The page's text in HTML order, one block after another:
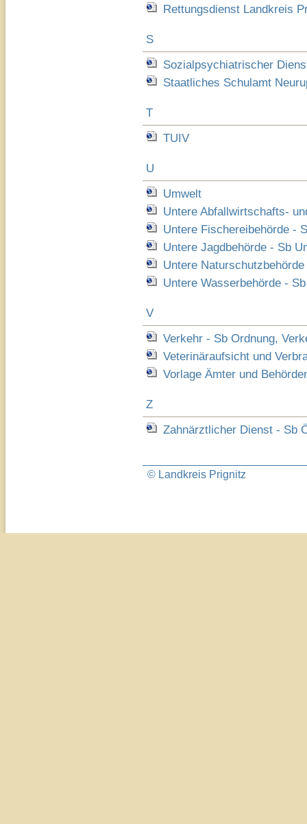
Rettungsdienst Landkreis
S
Sozialpsychiatrischer
Staatliches Schulamt
T
TUIV
U
Umwelt
Untere Abfallwirtschafts-
Untere Fischereibehörde -
Untere Jagdbehörde - Sb
Untere
Untere Wasserbehörde -
V
Verkehr - Sb Ordnung,
Veterinäraufsicht und
Vorlage Ämter und
Z
Zahnärztlicher Dienst - Sb
© Landkreis Prignitz